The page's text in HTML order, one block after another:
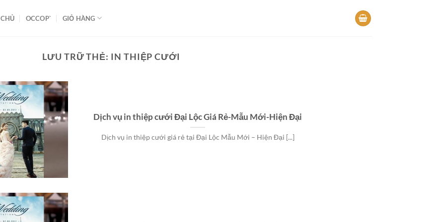
OCCOP` GIỎ HÀNG
LƯU TRỮ THẺ: IN THIỆP CƯỚI
Dịch vụ in thiệp cưới Đại Lộc Giá Rẻ-Mẫu Mới-Hiện Đại
Dịch vụ in thiệp cưới giá rẻ tại Đại Lộc Mẫu Mới – Hiện Đại [...]